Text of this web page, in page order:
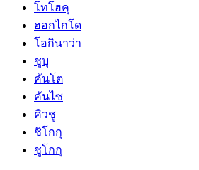
โทโฮคุ
ฮอกไกโด
โอกินาว่า
ชูบุ
คันโต
คันไซ
คิวชู
ชิโกกุ
ชูโกกุ